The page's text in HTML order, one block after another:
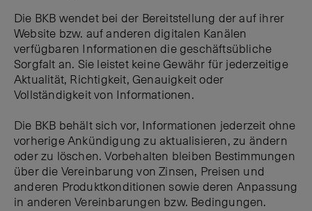
Die BKB wendet bei der Bereitstellung der auf ihrer
Website bzw. auf anderen digitalen Kanälen
verfügbaren Informationen die geschäftsübliche
Sorgfalt an. Sie leistet keine Gewähr für jederzeitige
Aktualität, Richtigkeit, Genauigkeit oder
Vollständigkeit von Informationen.
Die BKB behält sich vor, Informationen jederzeit ohne
vorherige Ankündigung zu aktualisieren, zu ändern
oder zu löschen. Vorbehalten bleiben Bestimmungen
über die Vereinbarung von Zinsen, Preisen und
anderen Produktkonditionen sowie deren Anpassung
in anderen Vereinbarungen bzw. Bedingungen.